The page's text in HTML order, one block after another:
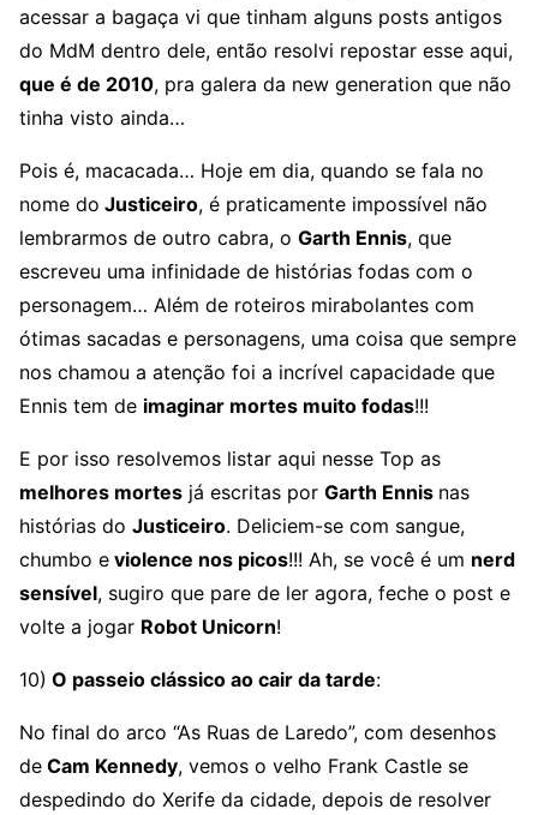
acessar a bagaça vi que tinham alguns posts antigos
do MdM dentro dele, então resolvi repostar esse aqui,
que é de 2010, pra galera da new generation que não
tinha visto ainda…
Pois é, macacada… Hoje em dia, quando se fala no
nome do Justiceiro, é praticamente impossível não
lembrarmos de outro cabra, o Garth Ennis, que
escreveu uma infinidade de histórias fodas com o
personagem… Além de roteiros mirabolantes com
ótimas sacadas e personagens, uma coisa que sempre
nos chamou a atenção foi a incrível capacidade que
Ennis tem de imaginar mortes muito fodas!!!
E por isso resolvemos listar aqui nesse Top as
melhores mortes já escritas por Garth Ennis nas
histórias do Justiceiro. Deliciem-se com sangue,
chumbo e violence nos picos!!! Ah, se você é um nerd
sensível, sugiro que pare de ler agora, feche o post e
volte a jogar Robot Unicorn!
10) O passeio clássico ao cair da tarde:
No final do arco “As Ruas de Laredo”, com desenhos
de Cam Kennedy, vemos o velho Frank Castle se
despedindo do Xerife da cidade, depois de resolver